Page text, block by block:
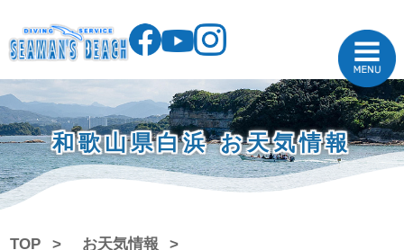
和歌山県白浜 お天気情報
TOP
お天気情報